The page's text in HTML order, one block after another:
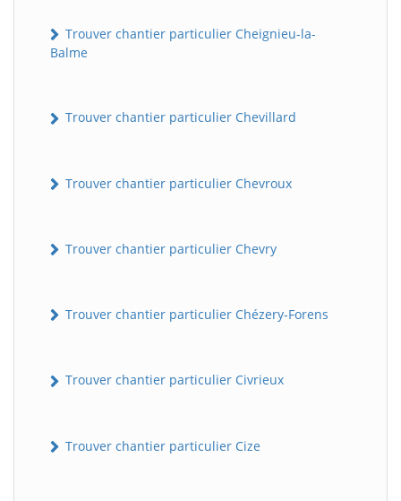
Trouver chantier particulier Cheignieu-la-
Balme
Trouver chantier particulier Chevillard
Trouver chantier particulier Chevroux
Trouver chantier particulier Chevry
Trouver chantier particulier Chézery-Forens
Trouver chantier particulier Civrieux
Trouver chantier particulier Cize